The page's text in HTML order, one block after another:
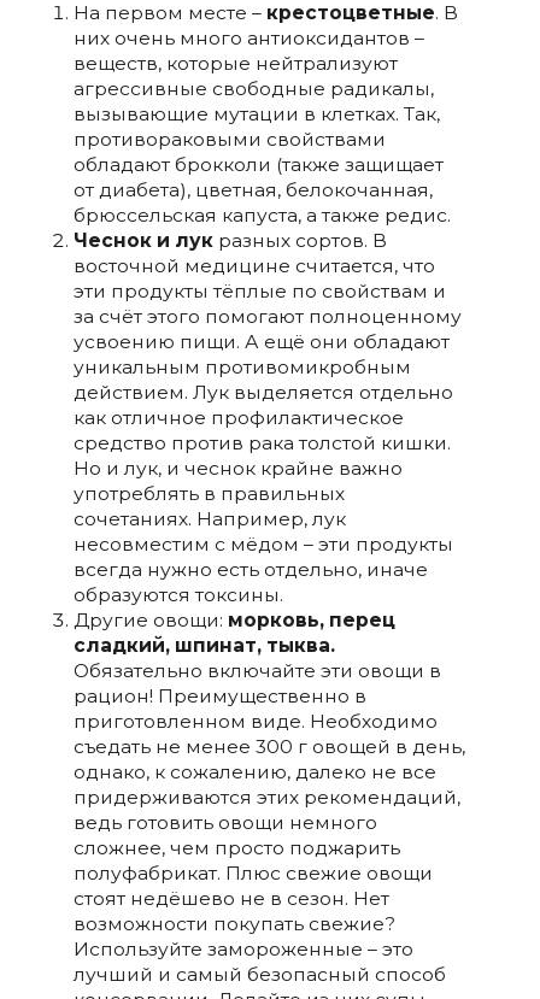
На первом месте – крестоцветные. В
них очень много антиоксидантов –
веществ, которые нейтрализуют
агрессивные свободные радикалы,
вызывающие мутации в клетках. Так,
противораковыми свойствами
обладают брокколи (также защищает
от диабета), цветная, белокочанная,
брюссельская капуста, а также редис.
Чеснок и лукразных сортов. В
восточной медицине считается, что
эти продукты тёплые по свойствам и
за счёт этого помогают полноценному
усвоению пищи. А ещё они обладают
уникальным противомикробным
действием. Лук выделяется отдельно
как отличное профилактическое
средство против рака толстой кишки.
Но и лук, и чеснок крайне важно
употреблять в правильных
сочетаниях. Например, лук
несовместим с мёдом – эти продукты
всегда нужно есть отдельно, иначе
образуются токсины.
Другие овощи: морковь, перец
сладкий, шпинат, тыква.
Обязательно включайте эти овощи в
рацион! Преимущественно в
приготовленном виде. Необходимо
съедать не менее 300 г овощей в день,
однако, к сожалению, далеко не все
придерживаются этих рекомендаций,
ведь готовить овощи немного
сложнее, чем просто поджарить
полуфабрикат. Плюс свежие овощи
стоят недёшево не в сезон. Нет
возможности покупать свежие?
Используйте замороженные – это
лучший и самый безопасный способ